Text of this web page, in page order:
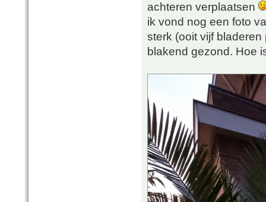
achteren verplaatsen
ik vond nog een foto
sterk (ooit vijf
blakend gezond. Hoe